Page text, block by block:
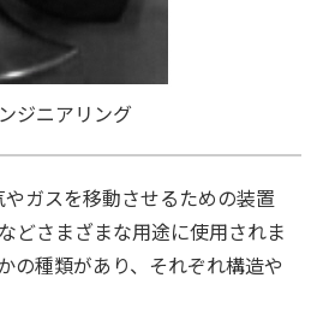
ジニアリング
ガスを移動させるための装置
どさまざまな用途に使用されま
の種類があり、それぞれ構造や